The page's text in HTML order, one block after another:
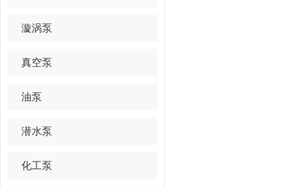
漩涡泵
真空泵
油泵
潜水泵
化工泵